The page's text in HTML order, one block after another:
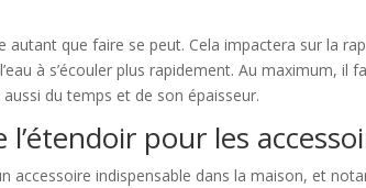
autant que faire se peut. Cela impactera sur la
à s’écouler plus rapidement. Au maximum, il
du temps et de son épaisseur.
l’étendoir pour les
accessoire indispensable dans la maison, et